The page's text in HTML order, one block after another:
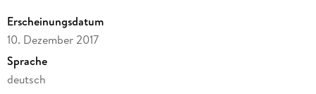
Erscheinungsdatum
10. Dezember 2017
Sprache
deutsch